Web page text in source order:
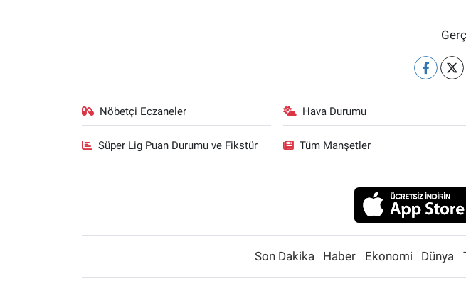
Nöbetçi Eczaneler Hava Durumu
Süper Lig Puan Durumu ve Fikstür Tüm Manşetler
Son Dakika Haber Ekonomi Dünya